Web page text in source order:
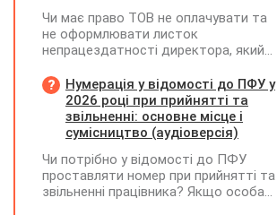
Чи має право ТОВ не оплачувати та
не оформлювати листок
непрацездатності директора, який
збереження заробітної плати під час
призупинення діяльності
підприємства?
Нумерація у відомості до ПФУ у
2026 році при прийнятті та
звільненні: основне місце і
сумісництво (аудіоверсія)
Чи потрібно у відомості до ПФУ
проставляти номер при прийнятті та
звільненні працівника? Якщо особа